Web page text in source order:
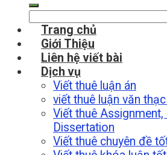
Trang chủ
Giới Thiệu
Liên hệ viết bài
Dịch vụ
Viết thuê luận án
viết thuê luận văn
Viết thuê Assignment,
Dissertation
Viết thuê chuyên đề